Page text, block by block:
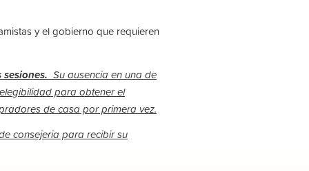
y el gobierno que requieren
sesiones. Su ausencia en una de
para obtener el
de casa por primera vez.
consejeria para recibir su